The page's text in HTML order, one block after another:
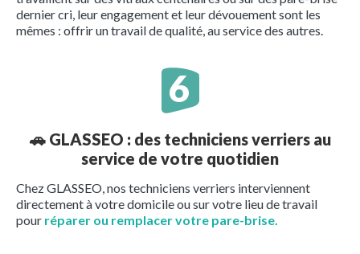
dernier cri, leur engagement et leur dévouement sont les
mêmes : offrir un travail de qualité, au service des autres.
🚗GLASSEO : des techniciens verriers au
service de votre quotidien
Chez GLASSEO, nos techniciens verriers interviennent
directement à votre domicile ou sur votre lieu de travail
pour réparer ou remplacer votre pare-brise.